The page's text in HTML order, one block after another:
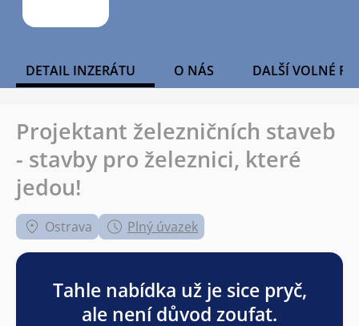
DETAIL INZERÁTU O NÁS DALŠÍ VOLNÉ
Projektant železničních staveb
- stavby pro železnici, které
jedou!
Ostrava Plný úvazek
Tahle nabídka už je sice pryč,
ale není důvod zoufat.